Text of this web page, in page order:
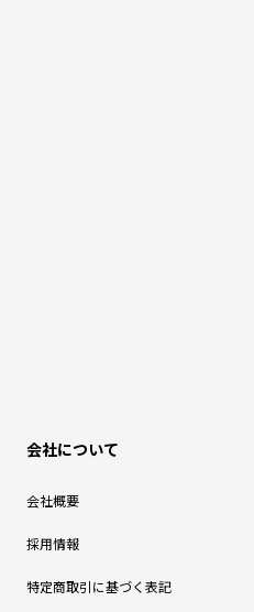
会社について
会社概要
採用情報
特定商取引に基づく表記